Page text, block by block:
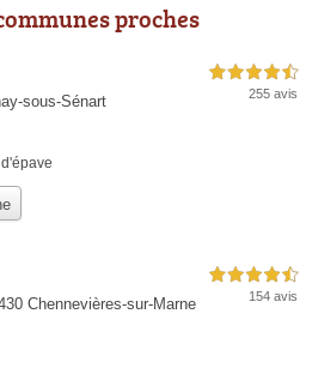
proches
sous-Sénart
4,5 étoiles sur 5
255 avis
Chennevières-sur-Marne
4,5 étoiles sur 5
154 avis